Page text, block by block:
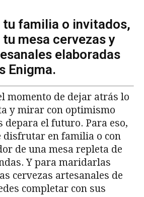
tu familia o invitados,
mesa cervezas y
elaboradas
Enigma.
momento de dejar atrás lo
y mirar con optimismo
depara el futuro. Para eso,
disfrutar en familia o con
de una mesa repleta de
Y para maridarlas
cervezas artesanales de
completar con sus